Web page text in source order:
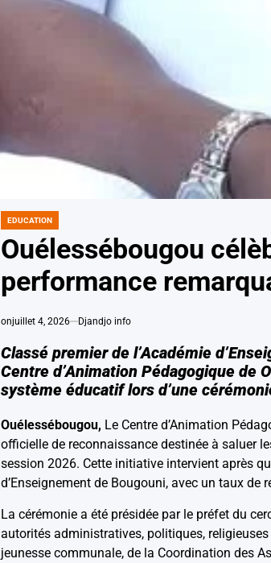
POSTED
EDUCATION
Ouélessébougou
performance
onjuillet 4, 2026 Djandjo info
Classé premier de l’Académie
Centre d’Animation Pédagogique de
système éducatif lors d’une
Ouélessébougou, Le Centre d’Animation
officielle de reconnaissance destinée à saluer
session 2026. Cette initiative intervient après
d’Enseignement de Bougouni, avec un taux de
La cérémonie a été présidée par le préfet du
autorités administratives, politiques,
jeunesse communale, de la Coordination des